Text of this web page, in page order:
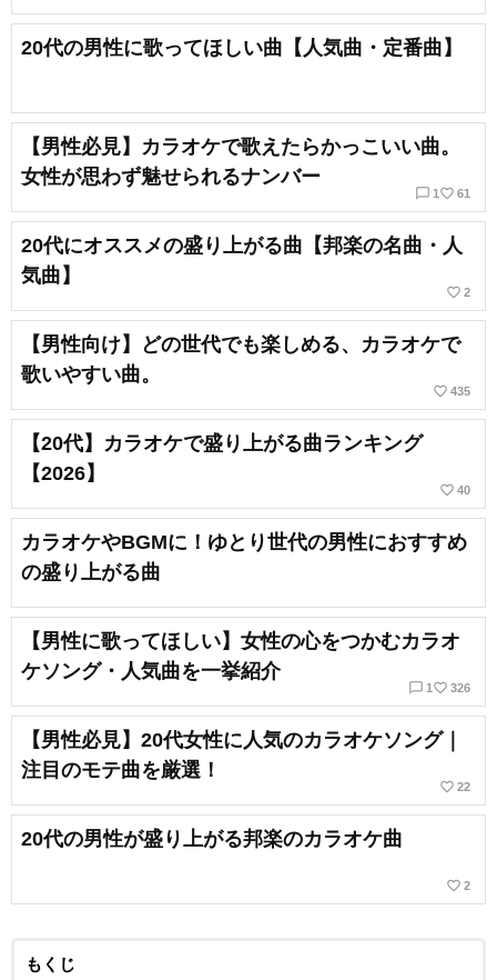
20代の男性に歌ってほしい曲【人気曲・定番曲】
【男性必見】カラオケで歌えたらかっこいい曲。
女性が思わず魅せられるナンバー
chat_bubble_outline 1 favorite_border 61
20代にオススメの盛り上がる曲【邦楽の名曲・人
気曲】
favorite_border 2
【男性向け】どの世代でも楽しめる、カラオケで
歌いやすい曲。
favorite_border 435
【20代】カラオケで盛り上がる曲ランキング
【2026】
favorite_border 40
カラオケやBGMに！ゆとり世代の男性におすすめ
の盛り上がる曲
【男性に歌ってほしい】女性の心をつかむカラオ
ケソング・人気曲を一挙紹介
chat_bubble_outline 1 favorite_border 326
【男性必見】20代女性に人気のカラオケソング｜
注目のモテ曲を厳選！
favorite_border 22
20代の男性が盛り上がる邦楽のカラオケ曲
favorite_border 2
もくじ